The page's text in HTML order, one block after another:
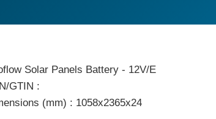
Solar Panels Battery - 12V/E
GTIN :
(mm) : 1058x2365x24